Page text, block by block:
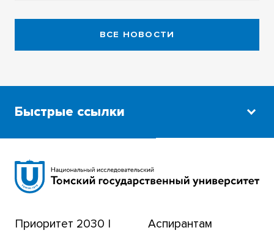
ВСЕ НОВОСТИ
Быстрые ссылки
Сибирский ботанический сад
Томский региональный центр коллективного
Приоритет 2030 | Аспирантам